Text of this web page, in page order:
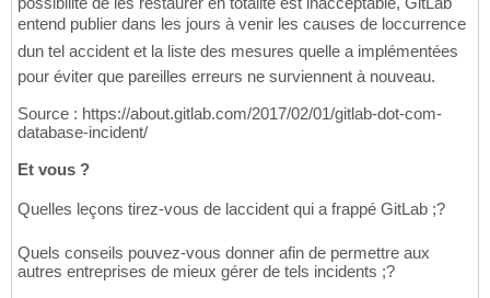
entend publier dans les jours à venir les causes de loccurrence
dun tel accident et la liste des mesures quelle a implémentées
pour éviter que pareilles erreurs ne surviennent à nouveau.
Source : https://about.gitlab.com/2017/02/01/gitlab-dot-com-
database-incident/
Et vous ?
Quelles leçons tirez-vous de laccident qui a frappé GitLab ;?
Quels conseils pouvez-vous donner afin de permettre aux
autres entreprises de mieux gérer de tels incidents ;?